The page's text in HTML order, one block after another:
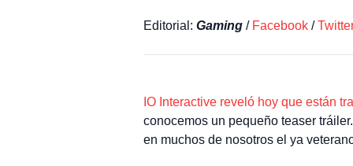
Editorial: Gaming / Facebook /
IO Interactive reveló hoy que están
conocemos un pequeño teaser
en muchos de nosotros el ya